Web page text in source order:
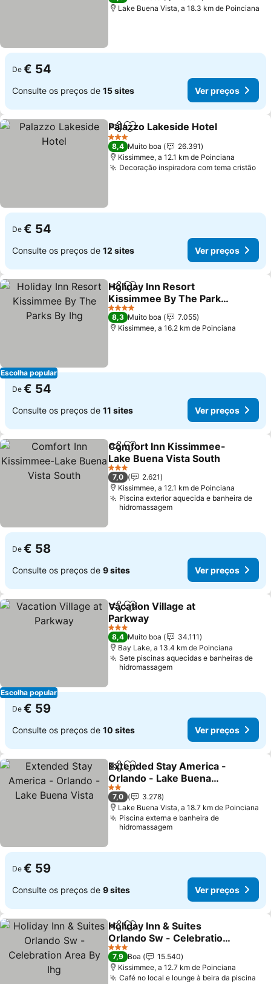
Lake Buena Vista, a 18.3 km de Poinciana
De € 54
Consulte os preços de 15 sites Ver preços
PartilharAdicionar aos favoritos
Palazzo Lakeside Hotel
3 Estrelas
8,4 Muito boa
26.391
Kissimmee, a 12.1 km de Poinciana
Decoração inspiradora com tema cristão
De € 54
Consulte os preços de 12 sites Ver preços
Escolha popular
PartilharAdicionar aos favoritos
Holiday Inn Resort
Kissimmee By The Parks
By Ihg
Ver preços
4 Estrelas
8,3 Muito boa
7.055
Kissimmee, a 16.2 km de Poinciana
De € 54
Consulte os preços de 11 sites Ver preços
PartilharAdicionar aos favoritos
Comfort Inn Kissimmee-
Lake Buena Vista South
Ver preços
3 Estrelas
7,0
2.621
Kissimmee, a 12.1 km de Poinciana
Piscina exterior aquecida e banheira de
hidromassagem
De € 58
Consulte os preços de 9 sites Ver preços
Escolha popular
PartilharAdicionar aos favoritos
Vacation Village at
Parkway
Ver preços
3 Estrelas
8,4 Muito boa
34.111
Bay Lake, a 13.4 km de Poinciana
Sete piscinas aquecidas e banheiras de
hidromassagem
De € 59
Consulte os preços de 10 sites Ver preços
PartilharAdicionar aos favoritos
Extended Stay America -
Orlando - Lake Buena
Vista
Ver preços
2 Estrelas
7,0
3.278
Lake Buena Vista, a 18.7 km de Poinciana
Piscina externa e banheira de
hidromassagem
De € 59
Consulte os preços de 9 sites Ver preços
PartilharAdicionar aos favoritos
Holiday Inn & Suites
Orlando Sw - Celebration
Area By Ihg
Ver preços
3 Estrelas
7,9 Boa
15.540
Kissimmee, a 12.7 km de Poinciana
Café no local e lounge à beira da piscina